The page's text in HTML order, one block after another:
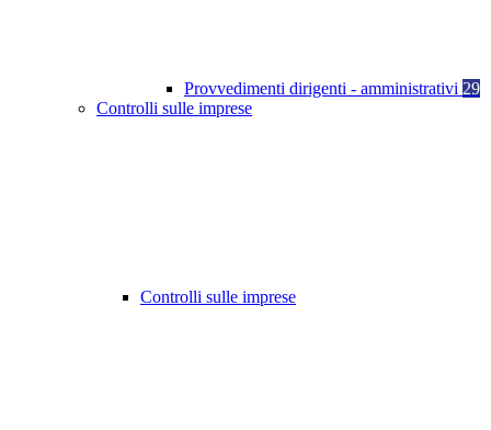
Provvedimenti dirigenti - amministrativi 29
Controlli sulle imprese
Controlli sulle imprese